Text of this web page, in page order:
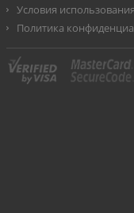
Условия использования
Политика